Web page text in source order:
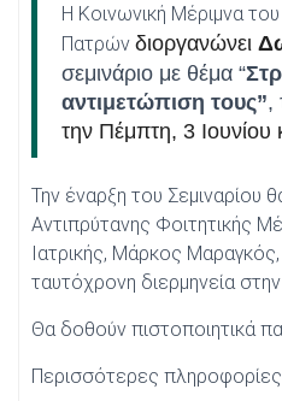
Η Κοινωνική Μέριμνα
Πατρών διοργανώνει
σεμινάριο με θέμα “
αντιμετώπιση τους”,
την Πέμπτη, 3
Την έναρξη του Σεμιναρίου
Αντιπρύτανης Φοιτητικής
Ιατρικής, Μάρκος
ταυτόχρονη διερμηνεία
Θα δοθούν πιστοποιητικά
Περισσότερες